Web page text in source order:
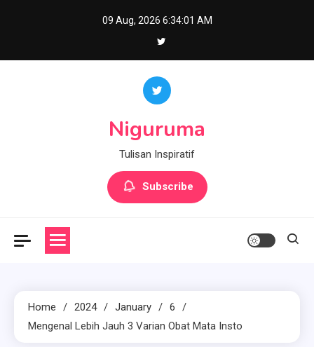
09 Aug, 2026 6:34:02 AM
Niguruma
Tulisan Inspiratif
Subscribe
Home 2024 January
6
Mengenal Lebih Jauh 3 Varian Obat Mata Insto